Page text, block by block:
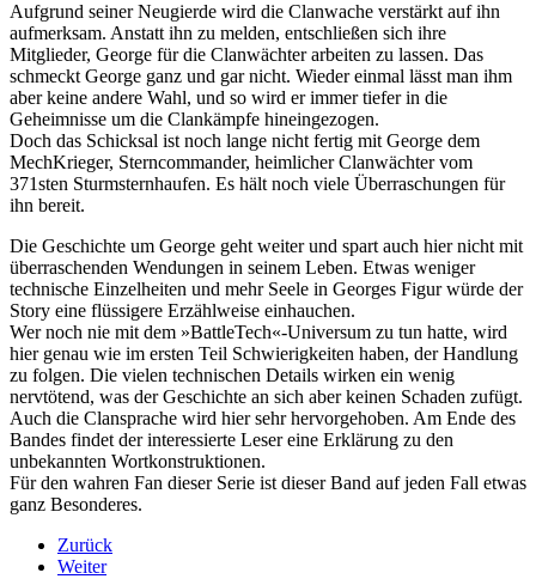
Aufgrund seiner Neugierde wird die Clanwache verstärkt auf ihn
aufmerksam. Anstatt ihn zu melden, entschließen sich ihre
Mitglieder, George für die Clanwächter arbeiten zu lassen. Das
schmeckt George ganz und gar nicht. Wieder einmal lässt man ihm
aber keine andere Wahl, und so wird er immer tiefer in die
Geheimnisse um die Clankämpfe hineingezogen.
Doch das Schicksal ist noch lange nicht fertig mit George dem
MechKrieger, Sterncommander, heimlicher Clanwächter vom
371sten Sturmsternhaufen. Es hält noch viele Überraschungen für
ihn bereit.
Die Geschichte um George geht weiter und spart auch hier nicht mit
überraschenden Wendungen in seinem Leben. Etwas weniger
technische Einzelheiten und mehr Seele in Georges Figur würde der
Story eine flüssigere Erzählweise einhauchen.
Wer noch nie mit dem »BattleTech«-Universum zu tun hatte, wird
hier genau wie im ersten Teil Schwierigkeiten haben, der Handlung
zu folgen. Die vielen technischen Details wirken ein wenig
nervtötend, was der Geschichte an sich aber keinen Schaden zufügt.
Auch die Clansprache wird hier sehr hervorgehoben. Am Ende des
Bandes findet der interessierte Leser eine Erklärung zu den
unbekannten Wortkonstruktionen.
Für den wahren Fan dieser Serie ist dieser Band auf jeden Fall etwas
ganz Besonderes.
Zurück
Weiter